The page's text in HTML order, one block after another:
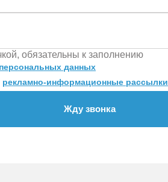
обязательны к заполнению
данных
рекламно-информационные рассылки
Жду звонка